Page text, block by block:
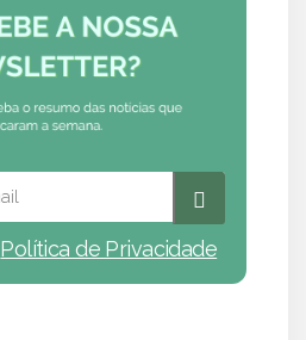
Política de Privacidade